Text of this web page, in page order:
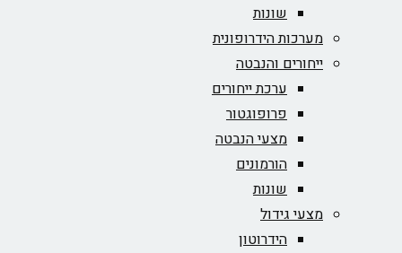
שונות
מערכות הידרופונית
ייחורים והנבטה
ערכת ייחורים
פרופוגטור
מצעי הנבטה
הורמונים
שונות
מצעי גידול
הידרוטון